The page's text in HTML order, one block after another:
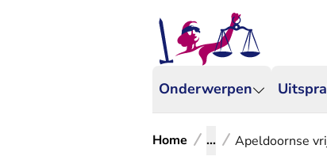
Onderwerpen
Home ... Apeldoornse